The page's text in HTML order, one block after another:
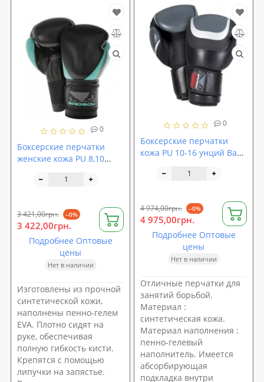
0
Боксерские перчатки
женские кожа PU 8,10
(240035)
3 421,00грн. --0%
3 422,00грн.
Подробнее Оптовые
цены
Нет в наличии
Изготовлены из прочной
синтетической кожи,
наполнены пенно-гелем
EVA. Плотно сидят на
руке, обеспечивая
полную гибкость кисти.
Крепятся с помощью
липучки на запястье.
0
Боксерские перчатки
кожа PU 10-16 унций Bad
4 974,00грн. --0%
4 975,00грн.
Подробнее Оптовые
цены
Нет в наличии
Отличные перчатки для
занятий борьбой.
Материал :
синтетическая кожа.
Материал наполнения :
пенно-гелевый
наполнитель. Имеется
абсорбирующая
подкладка внутри